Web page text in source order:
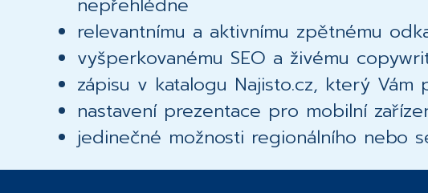
relevantnímu a aktivnímu zpětnému
vyšperkovanému SEO a živému
zápisu v katalogu Najisto.cz, který
nastavení prezentace pro mobilní
jedinečné možnosti regionálního nebo